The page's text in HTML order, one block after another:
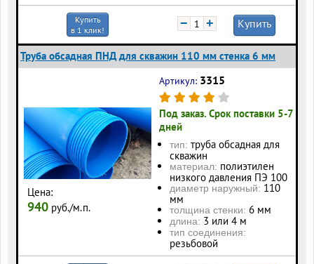
Купить
в 1 клик!
− + Купить
Труба обсадная ПНД для скважин 110 мм стенка 6 мм
Цена:
940 руб./м.п.
Артикул: 3315
Под заказ. Срок поставки 5-7
дней
тип: труба обсадная для
скважин
материал: полиэтилен
низкого давления ПЭ 100
диаметр наружный: 110
мм
толщина стенки: 6 мм
длина: 3 или 4 м
тип соединения:
резьбовой